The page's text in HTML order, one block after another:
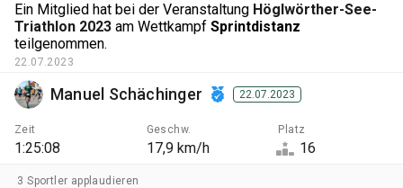
Ein Mitglied hat bei der Veranstaltung Höglwörther-See-
Triathlon 2023 am Wettkampf Sprintdistanz
teilgenommen.
22.07.2023
Manuel Schächinger 22.07.2023
Zeit
1:25:08
Geschw.
17,9 km/h
Platz
16
3 Sportler applaudieren